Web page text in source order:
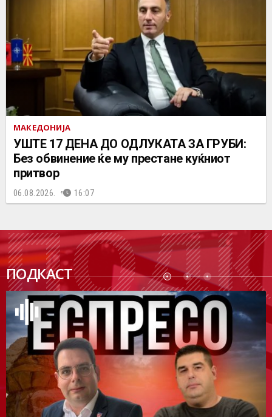
МАКЕДОНИЈА
УШТЕ 17 ДЕНА ДО ОДЛУКАТА ЗА ГРУБИ:
Без обвинение ќе му престане куќниот
притвор
06.08.2026. 16:07
ПОДКАСТ
ПОДК
АСТ